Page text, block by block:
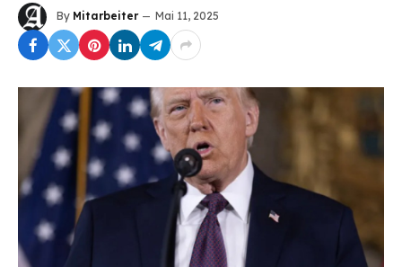
By Mitarbeiter Mai 11, 2025